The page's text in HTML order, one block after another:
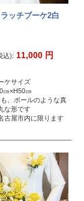
ッチブーケ2白
込): 11,000 円
ケサイズ
㎝×H50㎝
、ボールのような真
な形です
古屋市内に限ります